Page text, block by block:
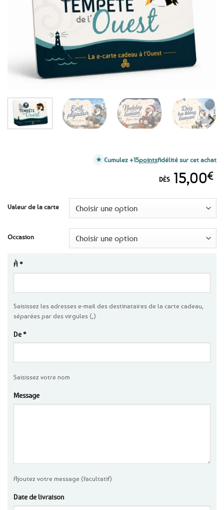
DÈS 15,00€
Valeur de la carte
Occasion
À*
Saisissez les adresses e-mail des destinataires de la carte cadeau,
séparées par des virgules (,)
De*
Saisissez votre nom
Message
Ajoutez votre message (facultatif)
Date de livraison
Cumulez +15pointsfidélité sur cet achat